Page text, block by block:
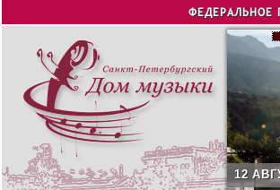
Jump to navigation
ФЕДЕРАЛЬНОЕ
12 АВГУСТА.